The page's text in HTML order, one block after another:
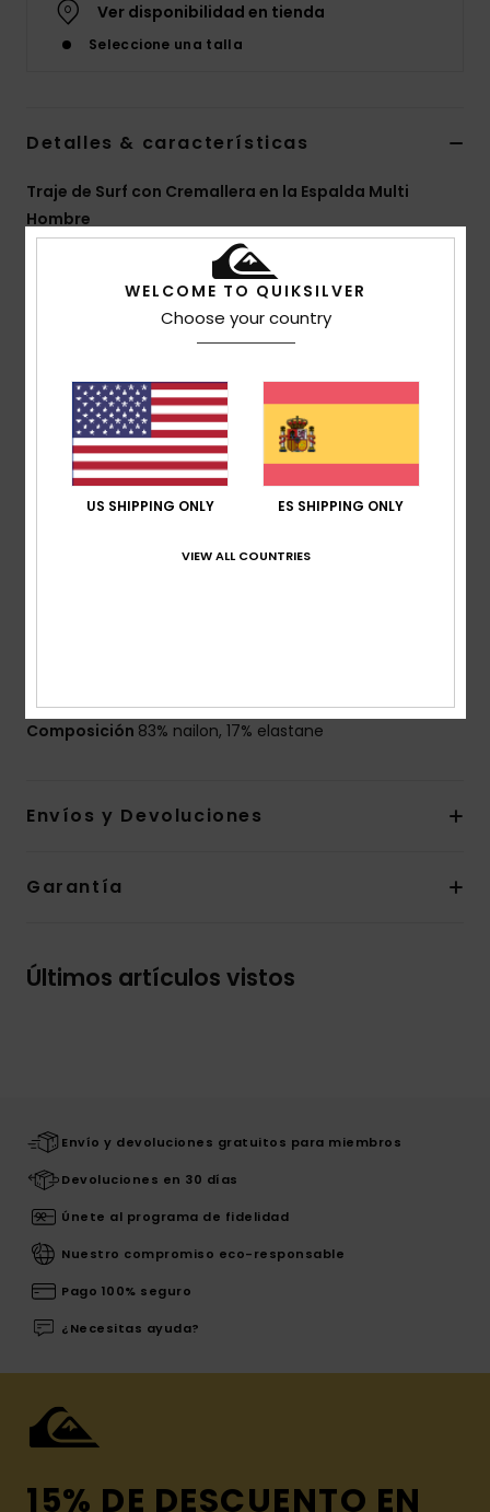
Ver disponibilidad en tienda
Seleccione una talla
Detalles & características
Traje de Surf con Cremallera en la Espalda Multi
Hombre
Código de color
Espuma de neopreno: StretchFlight Eco
Tejido interior:Tejido interior térmico zonal
WarmFlight ECO Velvet
Detalles de las costuras exteriores: costuras GBS
(pegadas, cosidas e invisibles) para máxima flexibilidad
y mínima entrada de agua
Composición 83% nailon, 17% elastane
Envíos y Devoluciones
Garantía
Últimos artículos vistos
Envío y devoluciones gratuitos para miembros
Devoluciones en 30 días
Únete al programa de fidelidad
Nuestro compromiso eco-responsable
Pago 100% seguro
¿Necesitas ayuda?
15% DE DESCUENTO EN
WELCOME TO QUIKSILVER
Choose your country
US SHIPPING ONLY ES SHIPPING ONLY
VIEW ALL COUNTRIES